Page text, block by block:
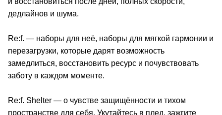
дедлайнов и шума.
Re:f. — наборы для неё, наборы для мягкой гармонии и
перезагрузки, которые дарят возможность
замедлиться, восстановить ресурс и почувствовать
заботу в каждом моменте.
Re:f. Shelter — о чувстве защищённости и тихом
пространстве для себя. Укутайтесь в плед, зажгите